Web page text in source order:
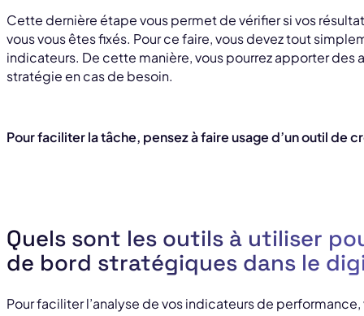
Cette dernière étape vous permet de vérifier si vos
vous vous êtes fixés. Pour ce faire, vous devez tout
indicateurs. De cette manière, vous pourrez apporter des
stratégie en cas de besoin.
Pour faciliter la tâche, pensez à faire usage d’un outil de
Quels sont les outils à utiliser
de bord stratégiques dans le
Pour faciliter l’analyse de vos indicateurs de